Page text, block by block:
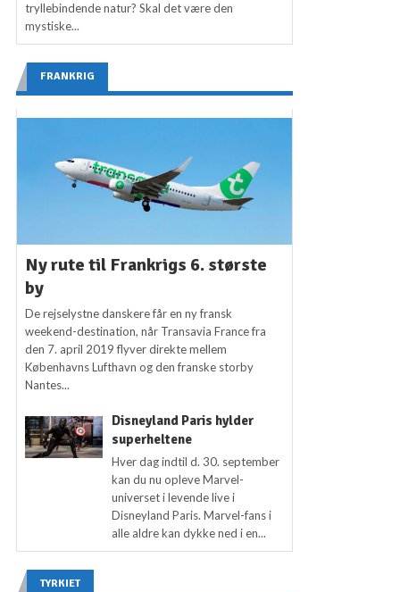
tryllebindende natur? Skal det være den
mystiske...
FRANKRIG
Ny rute til Frankrigs 6. største
by
De rejselystne danskere får en ny fransk
weekend-destination, når Transavia France fra
den 7. april 2019 flyver direkte mellem
Københavns Lufthavn og den franske storby
Nantes...
Disneyland Paris hylder
superheltene
Hver dag indtil d. 30. september
kan du nu opleve Marvel-
universet i levende live i
Disneyland Paris. Marvel-fans i
alle aldre kan dykke ned i en...
TYRKIET